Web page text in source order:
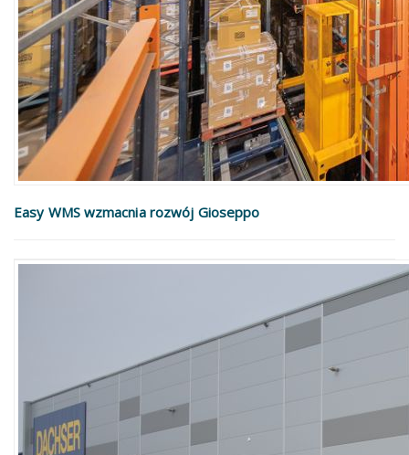
Easy WMS wzmacnia rozwój Gioseppo